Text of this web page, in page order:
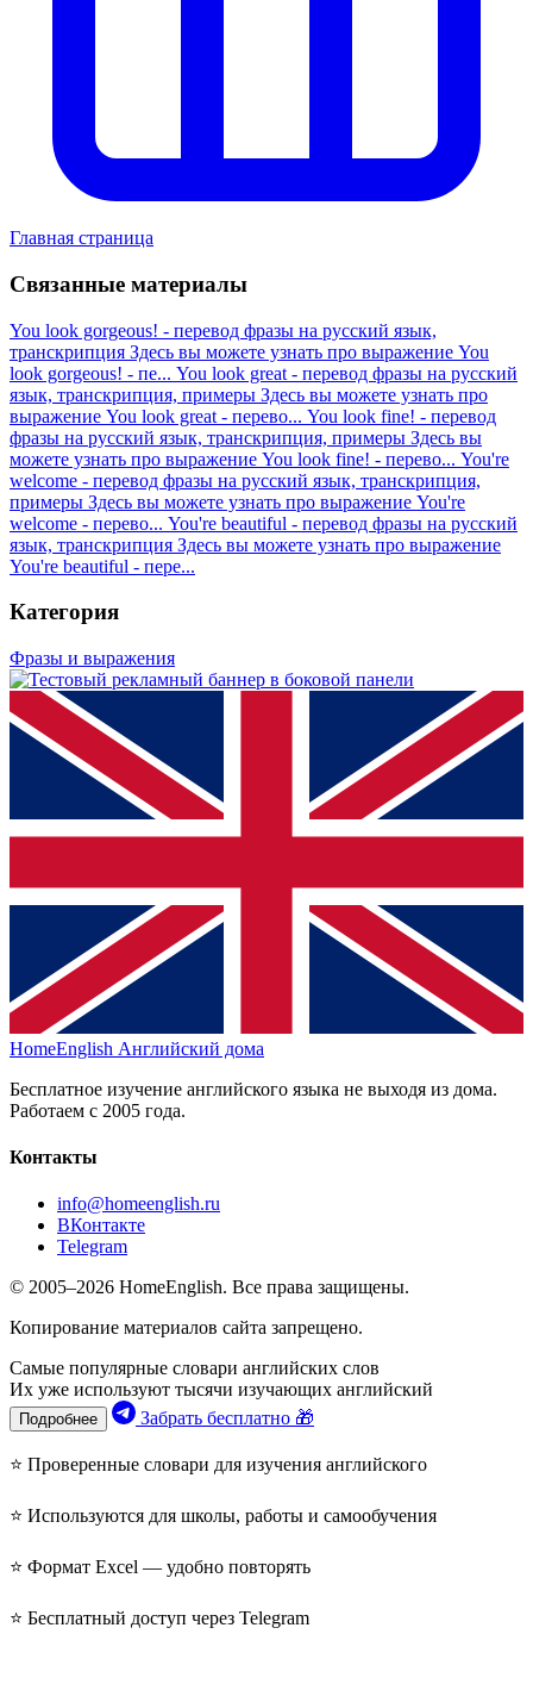
Главная страница
Связанные материалы
You look gorgeous! - перевод фразы на русский язык,
транскрипция Здесь вы можете узнать про выражение You
look gorgeous! - пе... You look great - перевод фразы на русский
язык, транскрипция, примеры Здесь вы можете узнать про
выражение You look great - перево... You look fine! - перевод
фразы на русский язык, транскрипция, примеры Здесь вы
можете узнать про выражение You look fine! - перево... You're
welcome - перевод фразы на русский язык, транскрипция,
примеры Здесь вы можете узнать про выражение You're
welcome - перево... You're beautiful - перевод фразы на русский
язык, транскрипция Здесь вы можете узнать про выражение
You're beautiful - пере...
Категория
Фразы и выражения
HomeEnglish Английский дома
Бесплатное изучение английского языка не выходя из дома.
Работаем с 2005 года.
Контакты
info@homeenglish.ru
ВКонтакте
Telegram
© 2005–2026 HomeEnglish. Все права защищены.
Копирование материалов сайта запрещено.
Самые популярные словари английских слов
Их уже используют тысячи изучающих английский
Подробнее Забрать бесплатно 🎁
⭐ Проверенные словари для изучения английского
⭐ Используются для школы, работы и самообучения
⭐ Формат Excel — удобно повторять
⭐ Бесплатный доступ через Telegram